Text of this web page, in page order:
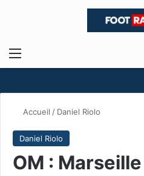
Menu
Accueil / Daniel Riolo
Daniel Riolo
OM :